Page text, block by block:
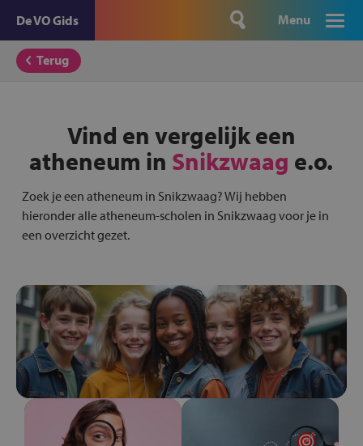
De VO Gids Menu
Terug
Vind en vergelijk een
atheneum in Snikzwaag e.o.
Zoek je een atheneum in Snikzwaag? Wij hebben
hieronder alle atheneum-scholen in Snikzwaag voor je in
een overzicht gezet.